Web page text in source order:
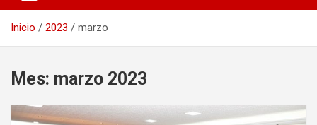
Inicio 2023 marzo
Mes: marzo 2023